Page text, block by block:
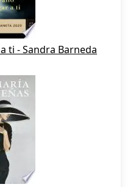
ti - Sandra Barneda